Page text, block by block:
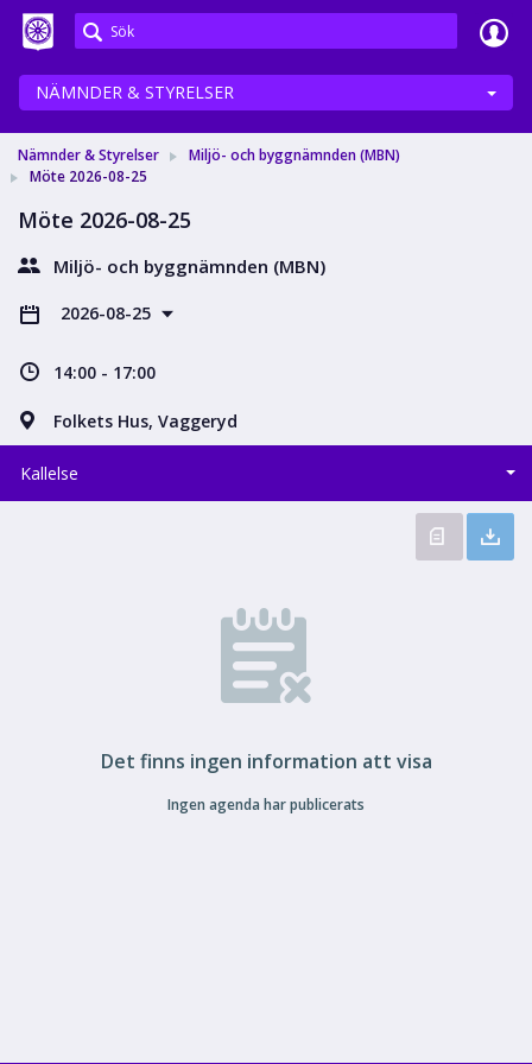
Meetings+
NÄMNDER & STYRELSER
Nämnder & Styrelser
Miljö- och byggnämnden (MBN)
Möte 2026-08-25
Möte 2026-08-25
Miljö- och byggnämnden (MBN)
2026-08-25
14:00 - 17:00
Folkets Hus, Vaggeryd
Kallelse
Det finns ingen information att visa
Ingen agenda har publicerats